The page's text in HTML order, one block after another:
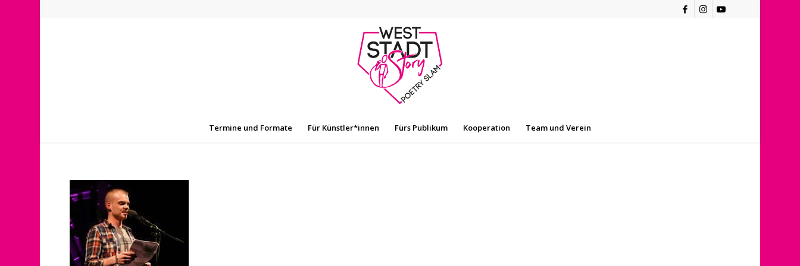
Termine und Formate Für Künstler*innen Fürs Publikum Kooperation Team und Verein